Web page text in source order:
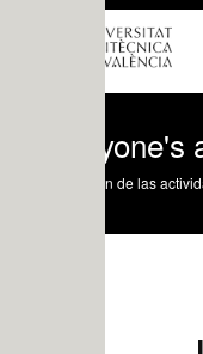
a Critic!
de las actividades